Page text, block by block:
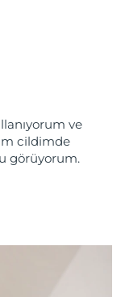
ve
cildimde
görüyorum.